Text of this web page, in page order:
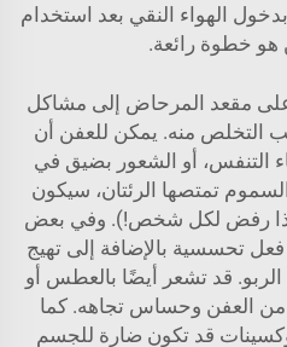
الهواء النقي بعد استخدام
هو خطوة رائعة.
مقعد المرحاض إلى مشاكل
التخلص منه. يمكن للعفن أن
التنفس، أو الشعور بضيق في
تمتصها الرئتان، سيكون
رفض لكل شخص!). وفي بعض
تحسسية بالإضافة إلى تهيج
الربو. قد تشعر أيضًا بالعطس أو
من العفن وحساس تجاهه. كما
قد تكون ضارة للجسم